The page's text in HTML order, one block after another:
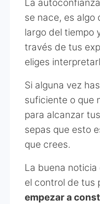
La
se nace, es algo
largo del tiempo
través de tus
eliges
Si alguna vez
suficiente o que
para alcanzar
sepas que esto
que crees.
La buena
el control de tus
empezar a